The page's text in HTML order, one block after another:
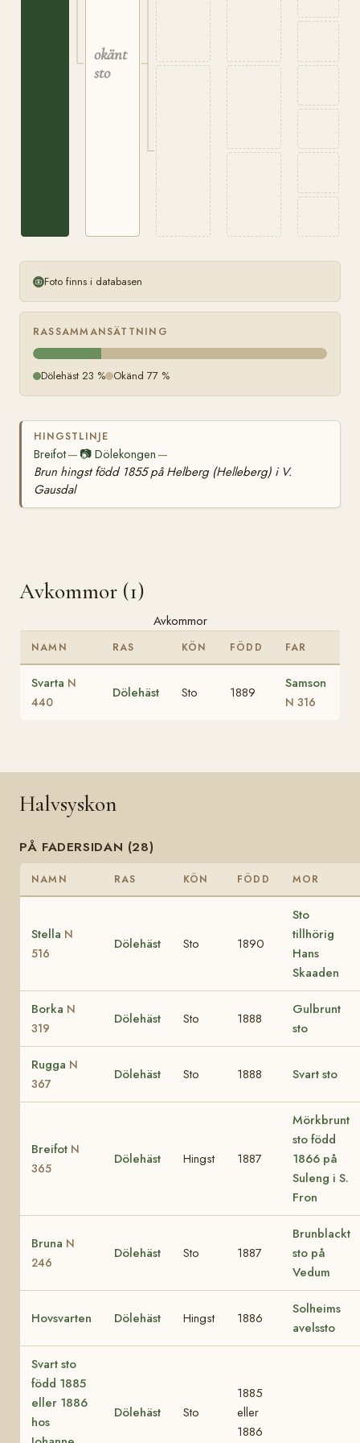
okänt
sto
Foto finns i databasen
RASSAMMANSÄTTNING
Dölehäst 23 % Okänd 77 %
HINGSTLINJE
Breifot— 📷Dölekongen —
Brun hingst född 1855 på Helberg (Helleberg) i V.
Gausdal
Avkommor (1)
Avkommor
NAMN RAS KÖN FÖDD FAR
Svarta N
440
Dölehäst Sto 1889
Samson
N 316
Halvsyskon
PÅ FADERSIDAN (28)
NAMN RAS KÖN FÖDD MOR
Stella N
516
Dölehäst Sto 1890
Sto
tillhörig
Hans
Skaaden
Borka N
319
Dölehäst Sto 1888
Gulbrunt
sto
Rugga N
367
Dölehäst Sto 1888 Svart sto
Breifot N
365
Dölehäst Hingst 1887
Mörkbrunt
sto född
1866 på
Suleng i S.
Fron
Bruna N
246
Dölehäst Sto 1887
Brunblackt
sto på
Vedum
Hovsvarten Dölehäst Hingst 1886
Solheims
avelssto
Svart sto
född 1885
eller 1886
hos
Dölehäst Sto
1885
eller
1886